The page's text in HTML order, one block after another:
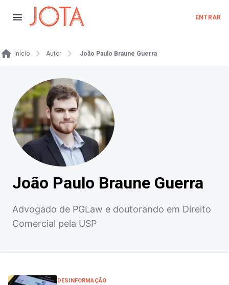
ENTRAR
Início Autor João Paulo Braune Guerra
João Paulo Braune Guerra
Advogado de PGLaw e doutorando em Direito
Comercial pela USP
DESINFORMAÇÃO